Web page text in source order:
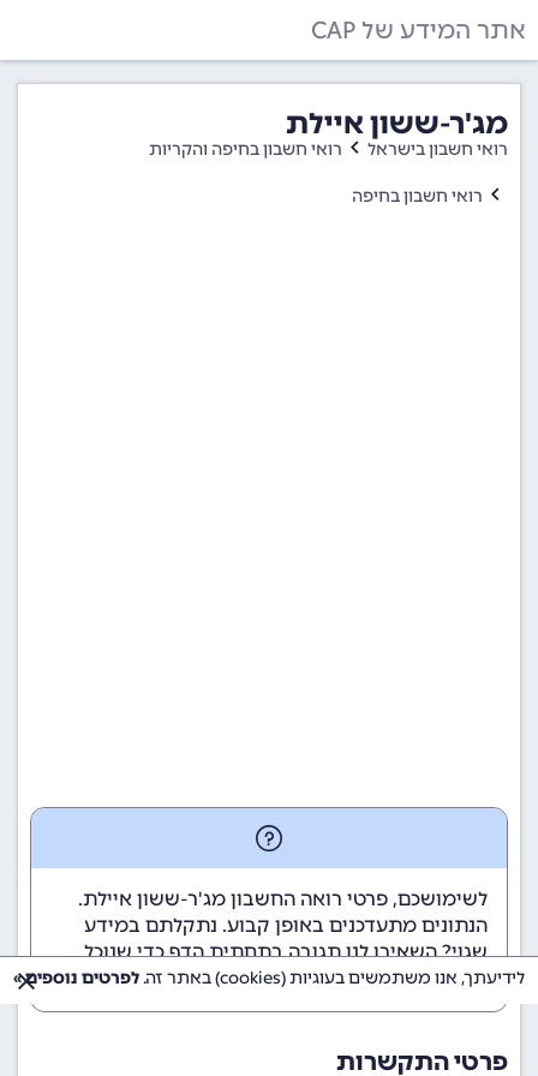
אתר המידע של CAP
מג'ר-ששון איילת
רואי חשבון בישראל רואי חשבון בחיפה והקריות
רואי חשבון בחיפה
לשימושכם, פרטי רואה החשבון מג'ר-ששון איילת.
הנתונים מתעדכנים באופן קבוע. נתקלתם במידע
שגוי? השאירו לנו תגובה בתחתית הדף כדי שנוכל
לטפל בבעיה בהקדם.
פרטי התקשרות
לידיעתך, אנו משתמשים בעוגיות (cookies) באתר זה. לפרטים נוספים »